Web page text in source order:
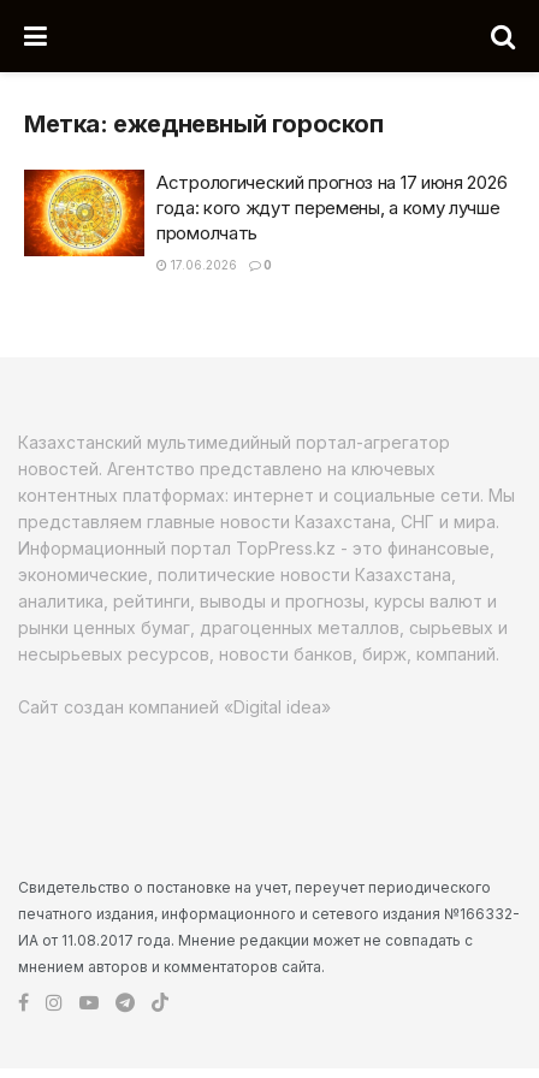
Метка: ежедневный гороскоп
Астрологический прогноз на 17 июня 2026
года: кого ждут перемены, а кому лучше
промолчать
17.06.2026 0
Казахстанский мультимедийный портал-агрегатор
новостей. Агентство представлено на ключевых
контентных платформах: интернет и социальные сети. Мы
представляем главные новости Казахстана, СНГ и мира.
Информационный портал TopPress.kz - это финансовые,
экономические, политические новости Казахстана,
аналитика, рейтинги, выводы и прогнозы, курсы валют и
рынки ценных бумаг, драгоценных металлов, сырьевых и
несырьевых ресурсов, новости банков, бирж, компаний.
Сайт создан компанией «Digital idea»
Свидетельство о постановке на учет, переучет периодического
печатного издания, информационного и сетевого издания №166332-
ИА от 11.08.2017 года. Мнение редакции может не совпадать с
мнением авторов и комментаторов сайта.